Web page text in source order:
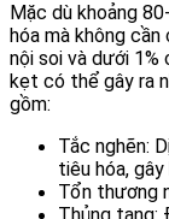
Mặc dù khoảng
hóa mà không
nội soi và dưới 1%
kẹt có thể gây ra
gồm:
Tắc nghẽn:
tiêu hóa,
Tổn thương